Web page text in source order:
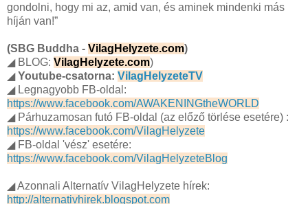
gondolni, hogy mi az, amid van, és aminek mindenki más
híján van!”
(SBG Buddha - VilagHelyzete.com)
◢ BLOG: VilagHelyzete.com)
◢Youtube-csatorna: VilagHelyzeteTV
◢ Legnagyobb FB-oldal:
https://www.facebook.com/AWAKENINGtheWORLD
◢ Párhuzamosan futó FB-oldal (az előző törlése esetére) :
https://www.facebook.com/VilagHelyzete
◢ FB-oldal 'vész' esetére:
https://www.facebook.com/VilagHelyzeteBlog
◢ Azonnali Alternatív VilagHelyzete hírek:
http://alternativhirek.blogspot.com